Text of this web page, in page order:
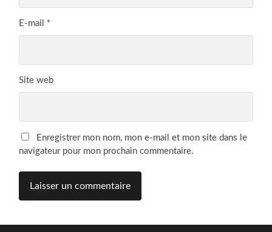
E-mail *
Site web
Enregistrer mon nom, mon e-mail et mon site dans le
navigateur pour mon prochain commentaire.